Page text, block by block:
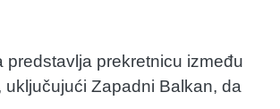
predstavlja prekretnicu između
Zapadni Balkan, da